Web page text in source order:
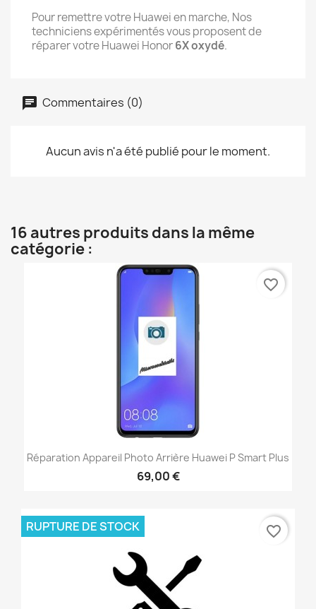
Pour remettre votre Huawei en marche, Nos
techniciens expérimentés vous proposent de
réparer votre Huawei Honor6X oxydé.
Commentaires (0)
Aucun avis n'a été publié pour le moment.
16 autres produits dans la même
catégorie :
Réparation Appareil Photo Arrière Huawei P Smart Plus
69,00 €
favorite_border
RUPTURE DE STOCK favorite_border